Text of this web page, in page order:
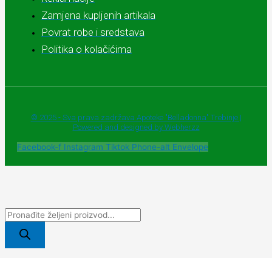
Zamjena kupljenih artikala
Povrat robe i sredstava
Politika o kolačićima
© 2025 - Sva prava zadržava Apoteke "Belladonna" Trebinje |
Powered and designed by Webherzz
Facebook-f Instagram Tiktok Phone-alt Envelope